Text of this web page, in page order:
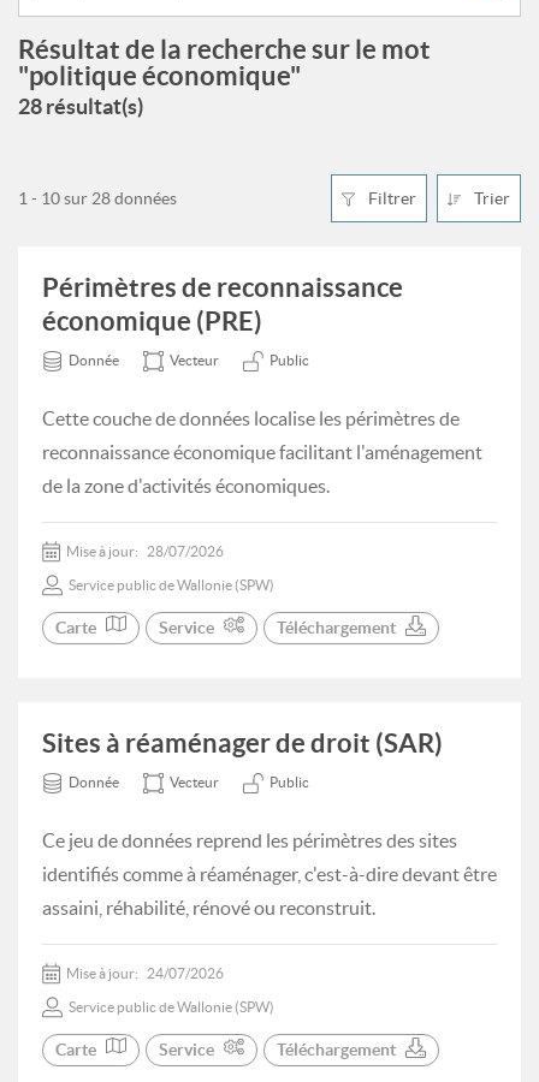
Résultat de la recherche sur le mot
"politique économique"
28 résultat(s)
Filtrer Trier
1 - 10 sur 28 données
Périmètres de reconnaissance
économique (PRE)
Donnée Vecteur Public
Cette couche de données localise les périmètres de
reconnaissance économique facilitant l'aménagement
de la zone d'activités économiques.
Mise à jour: 28/07/2026
Service public de Wallonie (SPW)
Carte Service Téléchargement
Sites à réaménager de droit (SAR)
Donnée Vecteur Public
Ce jeu de données reprend les périmètres des sites
identifiés comme à réaménager, c'est-à-dire devant être
assaini, réhabilité, rénové ou reconstruit.
Mise à jour: 24/07/2026
Service public de Wallonie (SPW)
Carte Service Téléchargement